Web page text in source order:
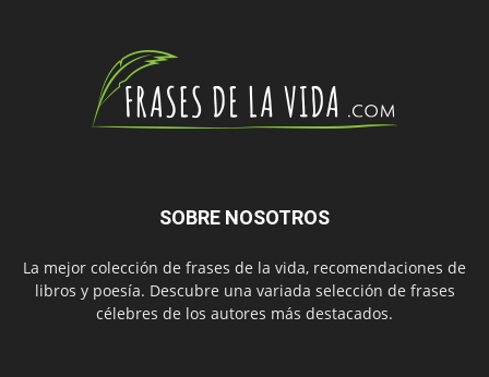
SOBRE NOSOTROS
La mejor colección de frases de la vida, recomendaciones de
libros y poesía. Descubre una variada selección de frases
célebres de los autores más destacados.